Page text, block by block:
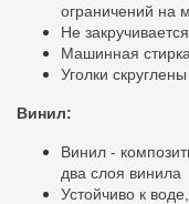
ограничений на
Не
Машинная
Уголки скруглены
Винил:
Винил -
два слоя винила
Устойчиво к